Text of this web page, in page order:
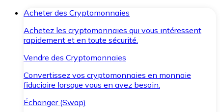
Acheter des Cryptomonnaies
Achetez les cryptomonnaies qui vous intéressent
rapidement et en toute sécurité.
Vendre des Cryptomonnaies
Convertissez vos cryptomonnaies en monnaie
fiduciaire lorsque vous en avez besoin.
Échanger (Swap)